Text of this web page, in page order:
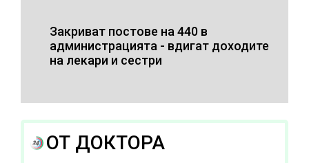
Закриват постове на 440 в
администрацията - вдигат доходите
на лекари и сестри
ОТ ДОКТОРА